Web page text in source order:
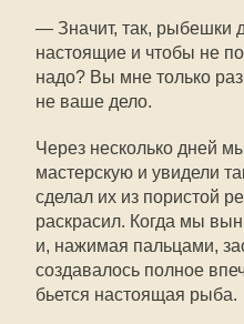
— Значит, так, рыбешки
настоящие и чтобы не
надо? Вы мне только
не ваше дело.
Через несколько дней
мастерскую и увидели
сделал их из пористой
раскрасил. Когда мы
и, нажимая пальцами,
создавалось полное
бьется настоящая рыба.